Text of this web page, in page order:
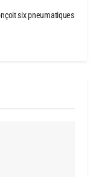
six pneumatiques